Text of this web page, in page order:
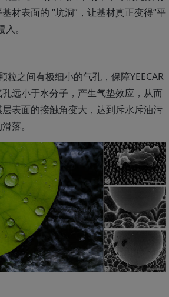
材表面的 “坑洞”，让基材真正变得“平
。
粒之间有极细小的气孔，保障YEECAR
远小于水分子，产生气垫效应，从而
表面的接触角变大，达到斥水斥油污
落。